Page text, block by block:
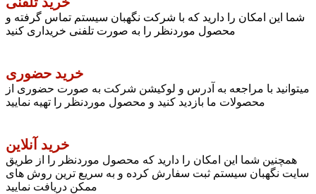
شما این امکان را دارید که با شرکت نگهبان سیستم تماس گرفته و
محصول موردنظر را به صورت تلفنی خریداری کنید
خرید حضوری
میتوانید با مراجعه به آدرس و لوکیشن شرکت به صورت حضوری از
محصولات ما بازدید کنید و محصول موردنظر را تهیه نمایید
خرید آنلاین
همچنین شما این امکان را دارید که محصول موردنظر را از طریق
سایت نگهبان سیستم ثبت سفارش کرده و به سریع ترین روش های
ممکن دریافت نمایید